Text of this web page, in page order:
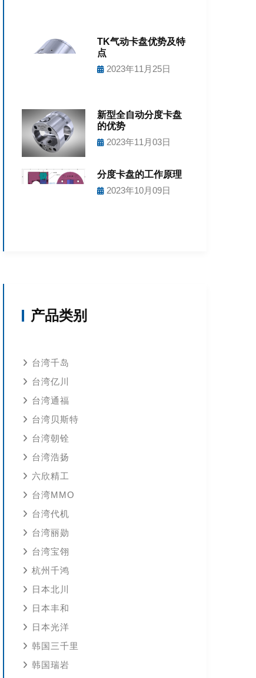
TK气动卡盘优势及特
点
2023年11月25日
新型全自动分度卡盘
的优势
2023年11月03日
分度卡盘的工作原理
2023年10月09日
产品类别
台湾千岛
台湾亿川
台湾通福
台湾贝斯特
台湾朝铨
台湾浩扬
六欣精工
台湾MMO
台湾代机
台湾丽勋
台湾宝翎
杭州千鸿
日本北川
日本丰和
日本光洋
韩国三千里
韩国瑞岩